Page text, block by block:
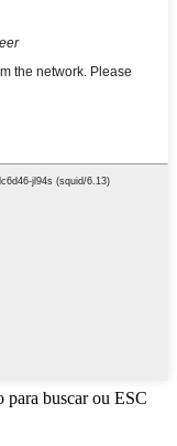
para buscar ou ESC